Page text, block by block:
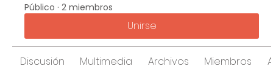
Público · 2 miembros
Unirse
Discusión Multimedia Archivos Miembros